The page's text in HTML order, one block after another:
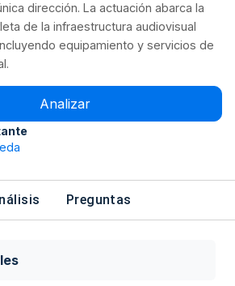
dirección. La actuación abarca la
de la infraestructura audiovisual
equipamiento y servicios de
Analizar
Preguntas